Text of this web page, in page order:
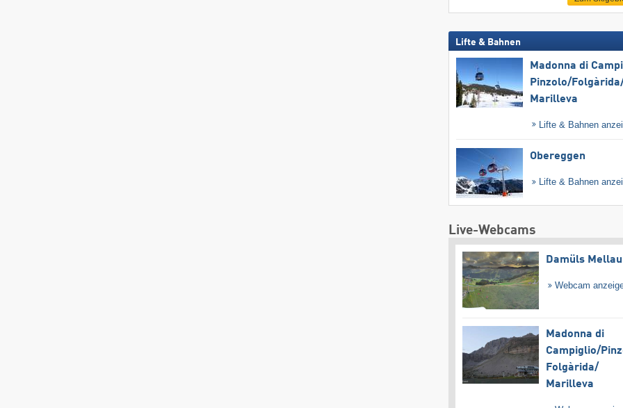
Lifte & Bahnen
Madonna di
Pinzolo/​
Marilleva
Lifte & Bahnen
Obereggen
Lifte & Bahnen
Live-Webcams
Damüls Mellau
Webcam
Madonna di
Campiglio/​
Folgàrida/​
Marilleva